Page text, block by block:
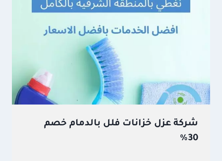
شركة عزل خزانات فلل بالدمام خصم
30%